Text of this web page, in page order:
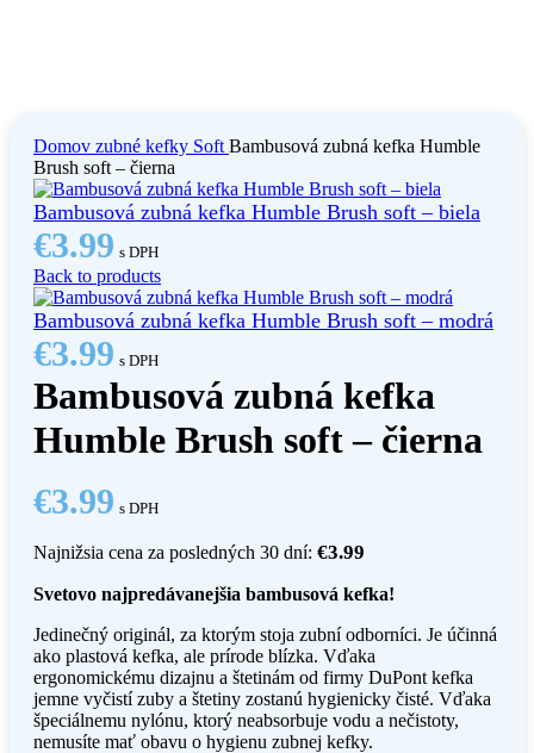
Domov zubné kefky Soft Bambusová zubná kefka Humble
Brush soft – čierna
Bambusová zubná kefka Humble Brush soft – biela
€3.99 s DPH
Back to products
Bambusová zubná kefka Humble Brush soft – modrá
€3.99 s DPH
Bambusová zubná kefka
Humble Brush soft – čierna
€3.99 s DPH
Najnižsia cena za posledných 30 dní: €3.99
Svetovo najpredávanejšia bambusová kefka!
Jedinečný originál, za ktorým stoja zubní odborníci. Je účinná
ako plastová kefka, ale prírode blízka. Vďaka
ergonomickému dizajnu a štetinám od firmy DuPont kefka
jemne vyčistí zuby a štetiny zostanú hygienicky čisté. Vďaka
špeciálnemu nylónu, ktorý neabsorbuje vodu a nečistoty,
nemusíte mať obavu o hygienu zubnej kefky.